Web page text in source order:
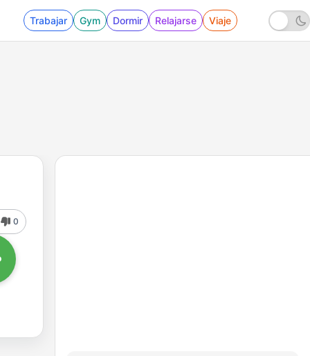
Trabajar Gym Dormir Relajarse Viaje
0